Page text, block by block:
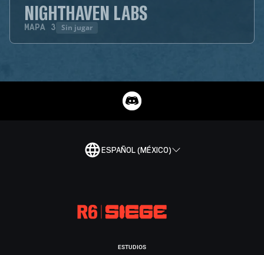
NIGHTHAVEN LABS
MAPA 3 Sin jugar
ESPAÑOL (MÉXICO)
ESTUDIOS